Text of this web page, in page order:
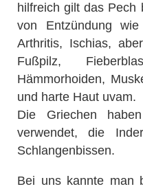
hilfreich gilt das Pech
von Entzündung wie
Arthritis, Ischias,
Fußpilz,
Hämmorhoiden,
und harte Haut uvam.
Die Griechen
verwendet, die
Schlangenbissen.
Bei uns kannte man